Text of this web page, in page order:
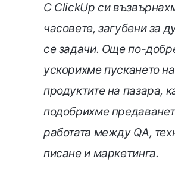
С ClickUp си
часовете, загубени за
се задачи. Още по-
ускорихме пускането на
продуктите на пазара,
подобрихме
работата между QA,
писане и маркетинга.